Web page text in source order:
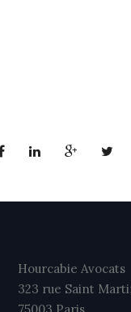
Hourcabie Avocats
323 rue Saint